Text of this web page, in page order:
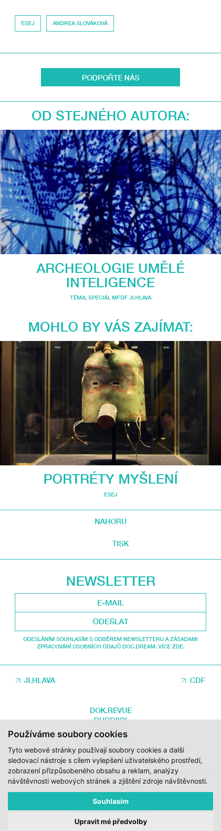
Používáme soubory cookies
Tyto webové stránky používají soubory cookies a další
sledovací nástroje s cílem vylepšení uživatelského prostředí,
zobrazení přizpůsobeného obsahu a reklam, analýzy
návštěvnosti webových stránek a zjištění zdroje návštěvnosti.
Souhlasím
Upravit mé předvolby
ESEJ ANDREA SLOVÁKOVÁ
PODPOŘTE NÁS
OD STEJNÉHO AUTORA:
ARCHEOLOGIE UMĚLÉ
INTELIGENCE
TÉMA, SPECIÁL MFDF JI.HLAVA
MOHLO BY VÁS ZAJÍMAT:
PORTRÉTY MYŠLENÍ
ESEJ
NAHORU
TISK
NEWSLETTER
ODESLAT
ODESLÁNÍM SOUHLASÍM S ODBĚREM NEWSLETTERU A ZÁSADAMI
ZPRACOVÁNÍ OSOBNÍCH ÚDAJŮ DOC.DREAM. VÍCE ZDE.
JI.HLAVA CDF
DOK.REVUE
RUBRIKY
AUTOŘI
O DOK.REVUE
PODPOŘTE NÁS
KONTAKTY
ZA PODPORY STÁTNÍHO FONDU KINEMATOGRAFIE, KRAJE VYSOČINA A
MINISTERSTVA KULTURY ČR.
DESIGN:HMSDESIGN KÓD:S2 STUDIO